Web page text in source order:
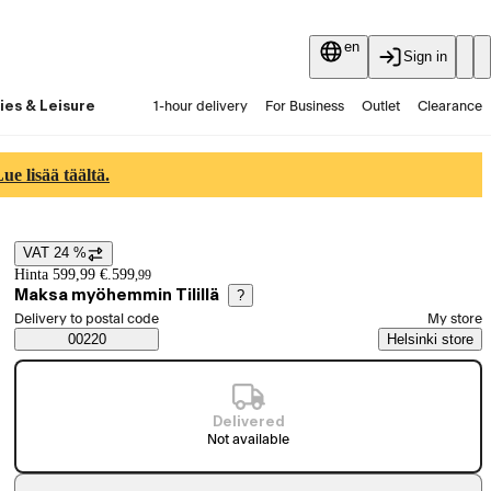
en
Sign in
& Leisure 1-hour delivery For Business Outlet Clearance
lisää täältä.
Price details
VAT 24 %
Hinta 599,99 €.599,99
Maksa myöhemmin Tilillä ?
Saatavuustiedot
Select order method
Delivery to postal code
00220
My store
Helsinki store
Delivered
Not available